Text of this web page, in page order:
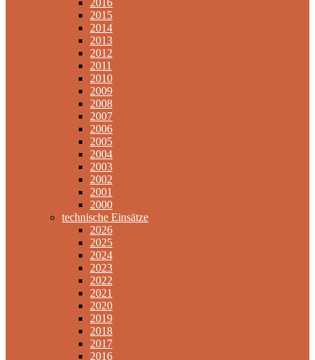
2016
2015
2014
2013
2012
2011
2010
2009
2008
2007
2006
2005
2004
2003
2002
2001
2000
technische Einsätze
2026
2025
2024
2023
2022
2021
2020
2019
2018
2017
2016